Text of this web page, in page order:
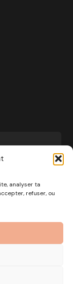
analyser ta
refuser, ou
SIRET
du préfet de la